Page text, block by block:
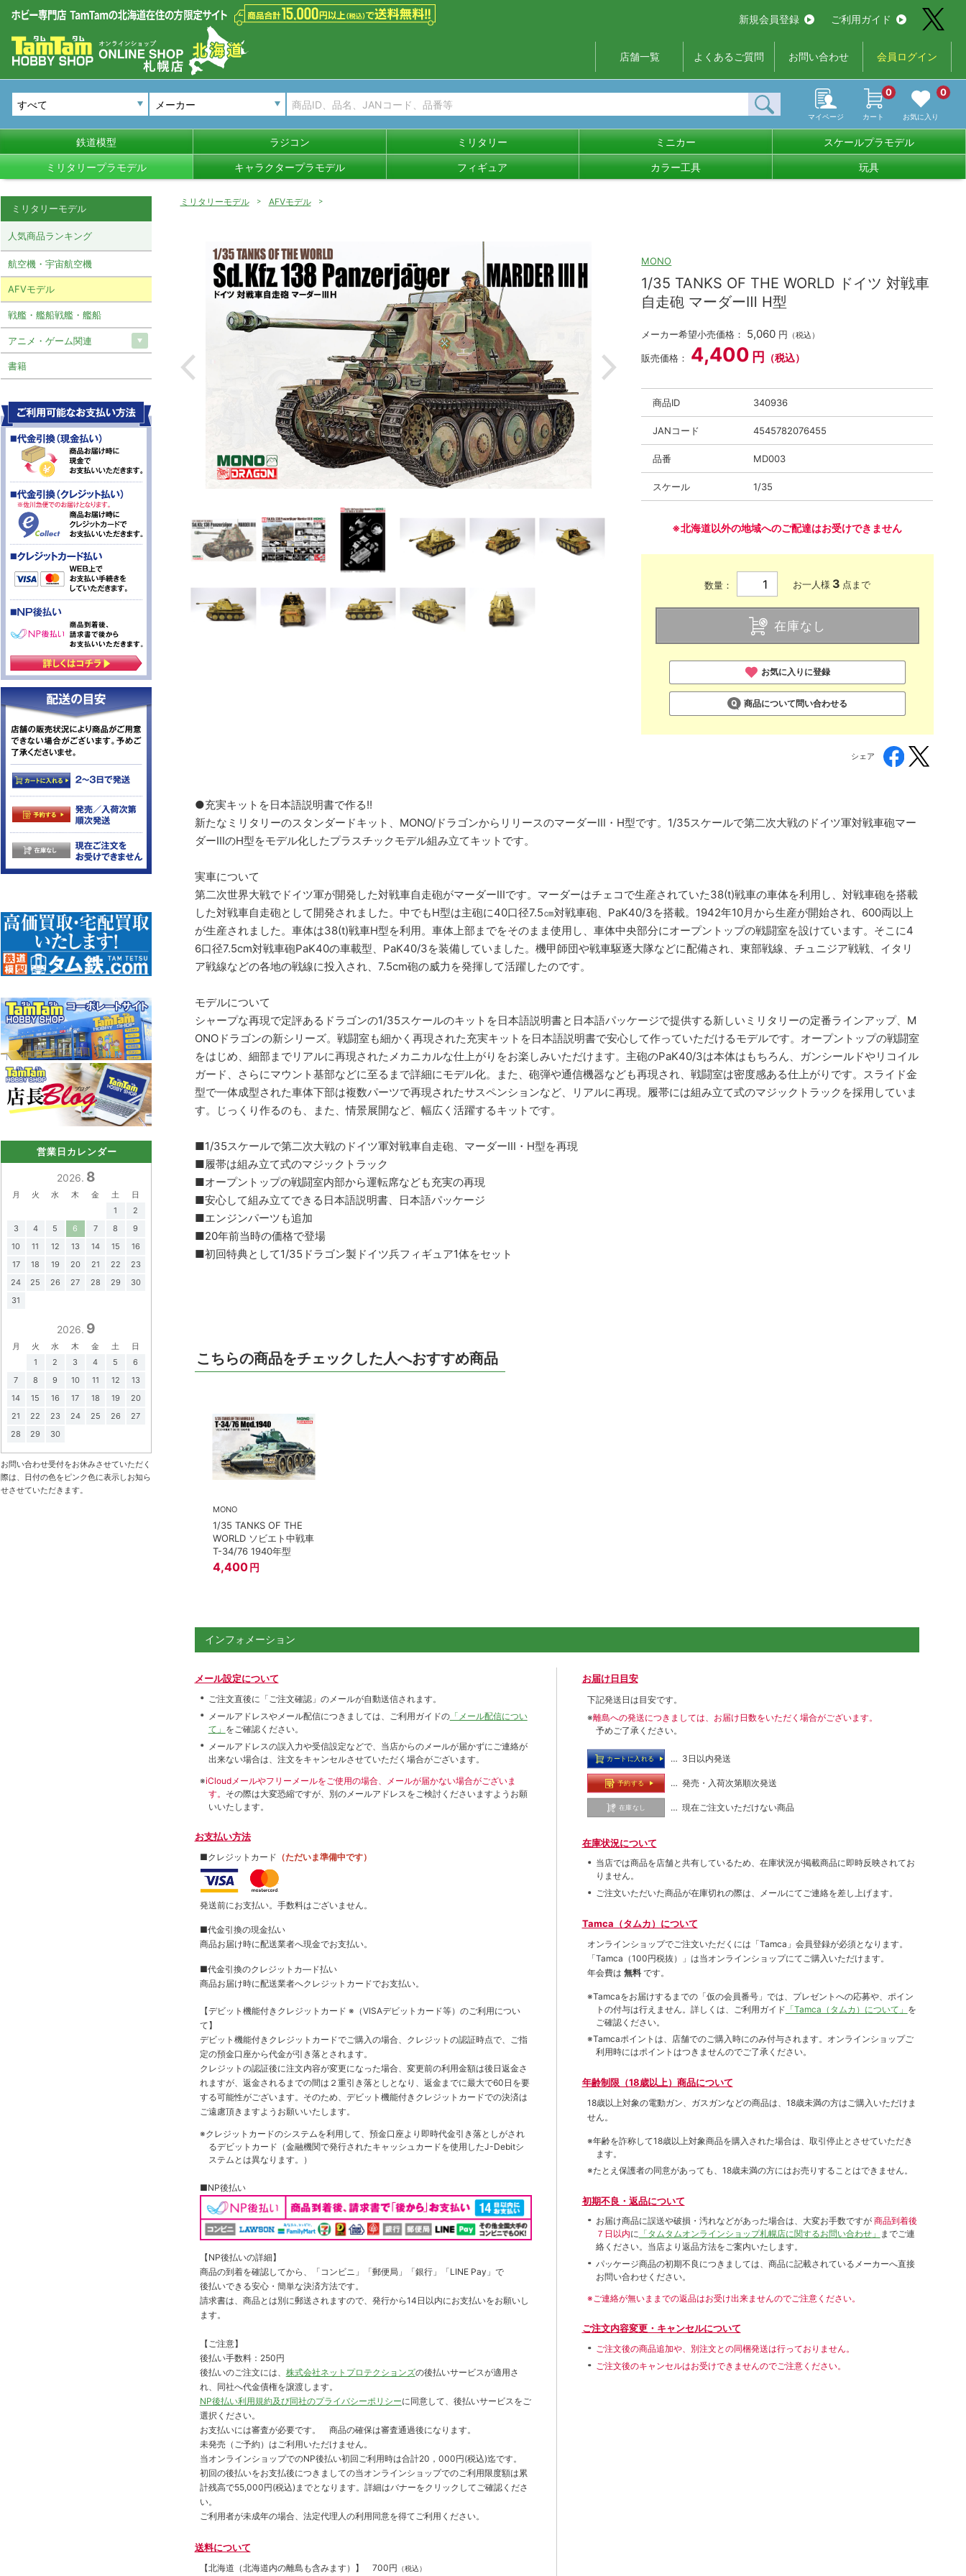
新規会員登録 ご利用ガイド
店舗一覧 よくあるご質問 お問い合わせ 会員ログイン
メーカー
マイページ カート
0
お気に入り
0
鉄道模型 ラジコン ミリタリー ミニカー スケールプラモデル
ミリタリープラモデル キャラクタープラモデル フィギュア カラー工具 玩具
ミリタリーモデル AFVモデル
MONO
1/35 TANKS OF THE WORLD ドイツ 対戦車
自走砲 マーダーⅢ H型
メーカー希望小売価格： 5,060 円 （税込）
販売価格： 4,400 円 （税込）
商品ID 340936
JANコード 4545782076455
品番 MD003
スケール 1/35
※北海道以外の地域へのご配達はお受けできません
数量： お一人様 3 点まで
在庫なし
お気に入りに登録
商品について問い合わせる
シェア
●充実キットを日本語説明書で作る!!
新たなミリタリーのスタンダードキット、MONO/ドラゴンからリリースのマーダーIII・H型です。1/35スケールで第二次大戦のドイツ軍対戦車砲マー
ダーIIIのH型をモデル化したプラスチックモデル組み立てキットです。
実車について
第二次世界大戦でドイツ軍が開発した対戦車自走砲がマーダーIIIです。マーダーはチェコで生産されていた38(t)戦車の車体を利用し、対戦車砲を搭載
した対戦車自走砲として開発されました。中でもH型は主砲に40口径7.5㎝対戦車砲、PaK40/3を搭載。1942年10月から生産が開始され、600両以上
が生産されました。車体は38(t)戦車H型を利用。車体上部までをそのまま使用し、車体中央部分にオープントップの戦闘室を設けています。そこに4
6口径7.5cm対戦車砲PaK40の車載型、PaK40/3を装備していました。機甲師団や戦車駆逐大隊などに配備され、東部戦線、チュニジア戦戦、イタリ
ア戦線などの各地の戦線に投入され、7.5cm砲の威力を発揮して活躍したのです。
モデルについて
シャープな再現で定評あるドラゴンの1/35スケールのキットを日本語説明書と日本語パッケージで提供する新しいミリタリーの定番ラインアップ、M
ONOドラゴンの新シリーズ。戦闘室も細かく再現された充実キットを日本語説明書で安心して作っていただけるモデルです。オープントップの戦闘室
をはじめ、細部までリアルに再現されたメカニカルな仕上がりをお楽しみいただけます。主砲のPaK40/3は本体はもちろん、ガンシールドやリコイル
ガード、さらにマウント基部などに至るまで詳細にモデル化。また、砲弾や通信機器なども再現され、戦闘室は密度感ある仕上がりです。スライド金
型で一体成型された車体下部は複数パーツで再現されたサスペンションなど、リアルに再現。履帯には組み立て式のマジックトラックを採用していま
す。じっくり作るのも、また、情景展開など、幅広く活躍するキットです。
■1/35スケールで第二次大戦のドイツ軍対戦車自走砲、マーダーIII・H型を再現
■履帯は組み立て式のマジックトラック
■オープントップの戦闘室内部から運転席なども充実の再現
■安心して組み立てできる日本語説明書、日本語パッケージ
■エンジンパーツも追加
■20年前当時の価格で登場
■初回特典として1/35ドラゴン製ドイツ兵フィギュア1体をセット
こちらの商品をチェックした人へおすすめ商品
MONO
1/35 TANKS OF THE
WORLD ソビエト中戦車
T-34/76 1940年型
4,400 円
インフォメーション
メール設定について
ご注文直後に「ご注文確認」のメールが自動送信されます。
メールアドレスやメール配信につきましては、ご利用ガイドの「メール配信につい
て」 をご確認ください。
メールアドレスの誤入力や受信設定などで、当店からのメールが届かずにご連絡が
出来ない場合は、注文をキャンセルさせていただく場合がございます。
※iCloudメールやフリーメールをご使用の場合、メールが届かない場合がございま
す。 その際は大変恐縮ですが、別のメールアドレスをご検討くださいますようお願
いいたします。
お支払い方法
■クレジットカード （ただいま準備中です）
発送前にお支払い。手数料はございません。
■代金引換の現金払い
商品お届け時に配送業者へ現金でお支払い。
■代金引換のクレジットカ―ド払い
商品お届け時に配送業者へクレジットカードでお支払い。
【デビット機能付きクレジットカード ※（VISAデビットカード等） のご利用につい
て】
デビット機能付きクレジットカードでご購入の場合、クレジットの認証時点で、ご指
定の預金口座から代金が引き落とされます。
クレジットの認証後に注文内容が変更になった場合、変更前の利用金額は後日返金さ
れますが、返金されるまでの間は２重引き落としとなり、返金までに最大で60日を要
する可能性がございます。そのため、デビット機能付きクレジットカードでの決済は
ご遠慮頂きますようお願いいたします。
※クレジットカードのシステムを利用して、預金口座より即時代金引き落としがされ
るデビットカード（金融機関で発行されたキャッシュカードを使用したJ-Debitシ
ステムとは異なります。）
■NP後払い
【NP後払いの詳細】
商品の到着を確認してから、「コンビニ」「郵便局」「銀行」「LINE Pay」で
後払いできる安心・簡単な決済方法です。
請求書は、商品とは別に郵送されますので、発行から14日以内にお支払いをお願いし
ます。
【ご注意】
後払い手数料：250円
後払いのご注文には、 株式会社ネットプロテクションズの後払いサービスが適用さ
れ、同社へ代金債権を譲渡します。
NP後払い利用規約及び同社のプライバシーポリシーに同意して、後払いサービスをご
選択ください。
お支払いには審査が必要です。 商品の確保は審査通過後になります。
未発売（ご予約）はご利用いただけません。
当オンラインショップでのNP後払い初回ご利用時は合計20，000円(税込)迄です。
初回の後払いをお支払後につきましての当オンラインショップでのご利用限度額は累
計残高で55,000円(税込)までとなります。詳細はバナーをクリックしてご確認くださ
い。
ご利用者が未成年の場合、法定代理人の利用同意を得てご利用ください。
送料について
【北海道（北海道内の離島も含みます）】 700円 （税込）
お届け日目安
下記発送日は目安です。
※離島への発送につきましては、お届け日数をいただく場合がございます。
予めご了承ください。
カートに入れる … 3日以内発送
予約する … 発売・入荷次第順次発送
在庫なし … 現在ご注文いただけない商品
在庫状況について
当店では商品を店舗と共有しているため、在庫状況が掲載商品に即時反映されてお
りません。
ご注文いただいた商品が在庫切れの際は、メールにてご連絡を差し上げます。
Tamca（タムカ）について
オンラインショップでご注⽂いただくには「Tamca」会員登録が必須となります。
「Tamca （100円税抜）
」は当オンラインショップにてご購⼊いただけます。
年会費は 無料 です。
※Tamcaをお届けするまでの「仮の会員番号」では、プレゼントへの応募や、ポイン
トの付与は⾏えません。詳しくは、ご利⽤ガイド 「Tamca（タムカ）について」 を
ご確認ください。
※Tamcaポイントは、店舗でのご購⼊時にのみ付与されます。オンラインショップご
利用時にはポイントはつきませんのでご了承ください。
年齢制限（18歳以上）商品について
18歳以上対象の電動ガン、ガスガンなどの商品は、18歳未満の方はご購入いただけま
せん。
※年齢を詐称して18歳以上対象商品を購入された場合は、取引停止とさせていただき
ます。
※たとえ保護者の同意があっても、18歳未満の方にはお売りすることはできません。
初期不良・返品について
お届け商品に誤送や破損・汚れなどがあった場合は、大変お手数ですが 商品到着後
７日以内に 「タムタムオンラインショップ札幌店に関するお問い合わせ」 までご連
絡ください。当店より返品方法をご案内いたします。
パッケージ商品の初期不良につきましては、商品に記載されているメーカーへ直接
お問い合わせください。
※ご連絡が無いままでの返品はお受け出来ませんのでご注意ください。
ご注文内容変更・キャンセルについて
ご注文後の商品追加や、別注文との同梱発送は行っておりません。
ご注文後のキャンセルはお受けできませんのでご注意ください。
ミリタリーモデル
人気商品ランキング
航空機・宇宙航空機
AFVモデル
戦艦・艦船戦艦・艦船
アニメ・ゲーム関連
書籍
営業日カレンダー
2026. 8
月 火 水 木 金 土
日
1
2
3
4 5 6 7 8
9
10
11 12 13 14 15
16
17
18 19 20 21 22
23
24
25 26 27 28 29
30
31
2026. 9
月 火 水 木 金 土
日
1
2 3 4 5
6
7
8 9 10 11 12
13
14
15 16 17 18 19
20
21
22 23 24 25 26
27
28
29 30
お問い合わせ受付をお休みさせていただく
際は、日付の色をピンク色に表示しお知ら
せさせていただきます。